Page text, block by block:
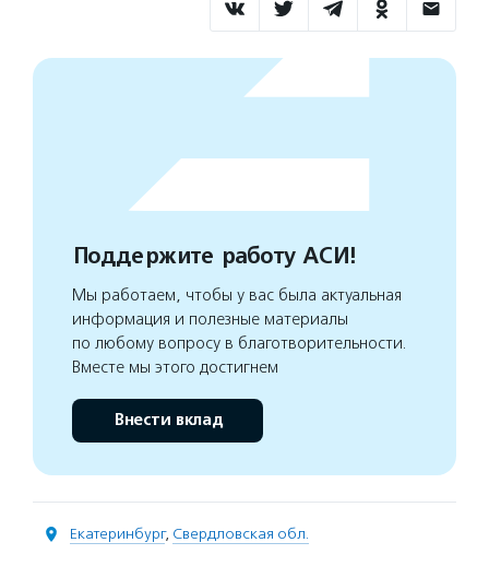
Поддержите работу АСИ!
Мы работаем, чтобы у вас была актуальная
информация и полезные материалы
по любому вопросу в благотворительности.
Вместе мы этого достигнем
Внести вклад
Екатеринбург, Свердловская обл.